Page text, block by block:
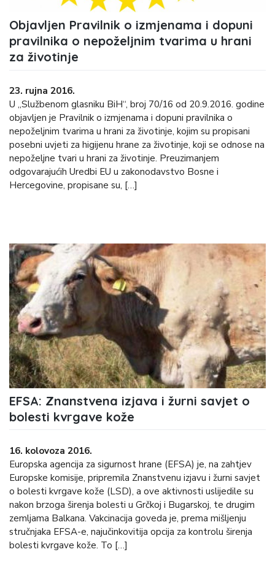
Objavljen Pravilnik o izmjenama i dopuni
pravilnika o nepoželjnim tvarima u hrani
za životinje
23. rujna 2016.
U „Službenom glasniku BiH“, broj 70/16 od 20.9.2016. godine
objavljen je Pravilnik o izmjenama i dopuni pravilnika o
nepoželjnim tvarima u hrani za životinje, kojim su propisani
posebni uvjeti za higijenu hrane za životinje, koji se odnose na
nepoželjne tvari u hrani za životinje. Preuzimanjem
odgovarajućih Uredbi EU u zakonodavstvo Bosne i
Hercegovine, propisane su, […]
EFSA: Znanstvena izjava i žurni savjet o
bolesti kvrgave kože
16. kolovoza 2016.
Europska agencija za sigurnost hrane (EFSA) je, na zahtjev
Europske komisije, pripremila Znanstvenu izjavu i žurni savjet
o bolesti kvrgave kože (LSD), a ove aktivnosti uslijedile su
nakon brzoga širenja bolesti u Grčkoj i Bugarskoj, te drugim
zemljama Balkana. Vakcinacija goveda je, prema mišljenju
stručnjaka EFSA-e, najučinkovitija opcija za kontrolu širenja
bolesti kvrgave kože. To […]